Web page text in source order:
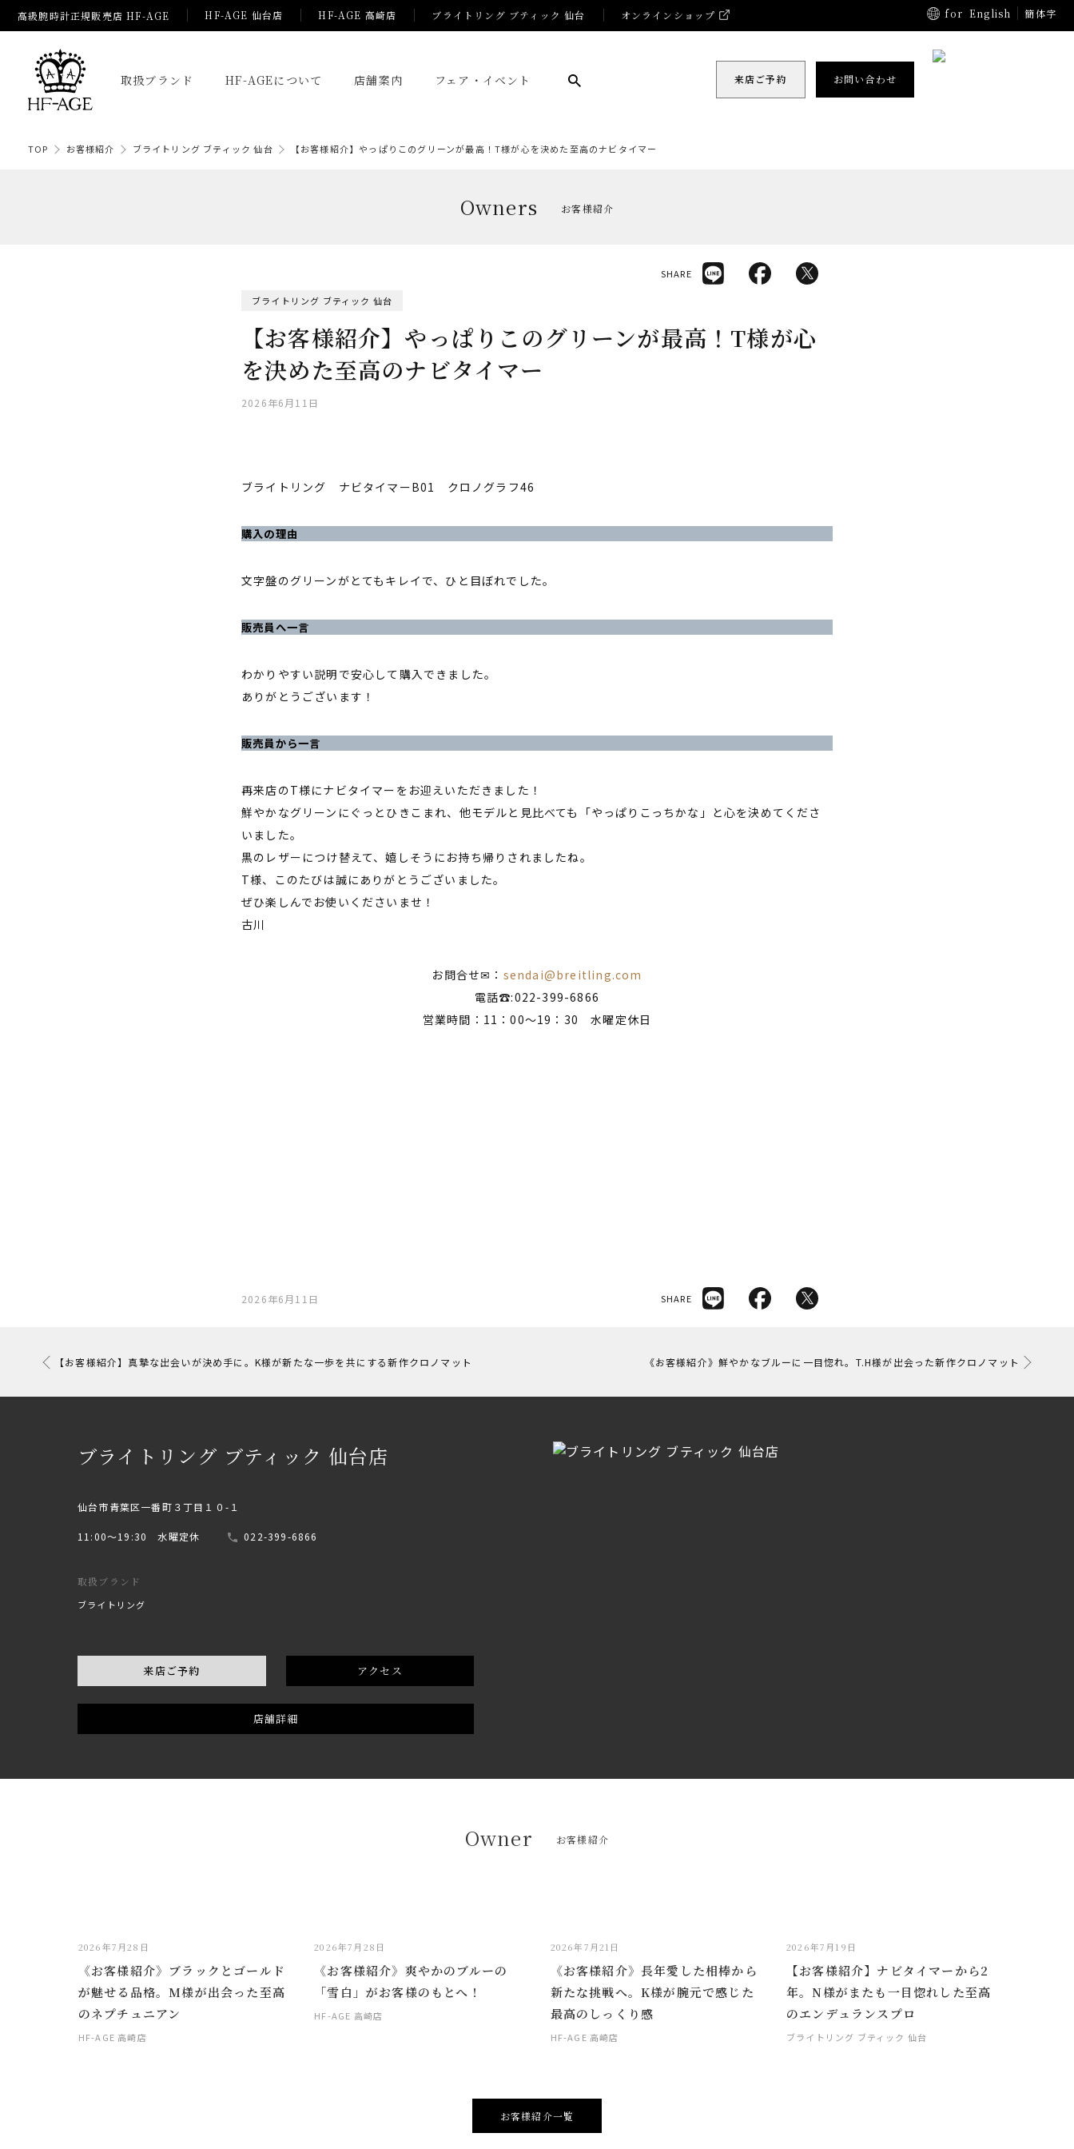
高級腕時計正規販売店 HF-AGE HF-AGE 仙台店 HF-AGE 高崎店 ブライトリング ブティック 仙台 オンラインショップ for English 簡体字
取扱ブランド HF-AGEについて 店舗案内 フェア・イベント 来店ご予約 お問い合わせ
TOP お客様紹介 ブライトリング ブティック 仙台 【お客様紹介】やっぱりこのグリーンが最高！T様が心を決めた至高のナビタイマー
Owners お客様紹介
ブライトリング ブティック 仙台
【お客様紹介】やっぱりこのグリーンが最高！T様が心
を決めた至高のナビタイマー
2026年6月11日
SHARE
ブライトリング ナビタイマーB01 クロノグラフ46
購入の理由
文字盤のグリーンがとてもキレイで、ひと目ぼれでした。
販売員へ一言
わかりやすい説明で安心して購入できました。
ありがとうございます！
販売員から一言
再来店のT様にナビタイマーをお迎えいただきました！
鮮やかなグリーンにぐっとひきこまれ、他モデルと見比べても「やっぱりこっちかな」と心を決めてくださ
いました。
黒のレザーにつけ替えて、嬉しそうにお持ち帰りされましたね。
T様、このたびは誠にありがとうございました。
ぜひ楽しんでお使いくださいませ！
古川
お問合せ✉： sendai@breitling.com
電話☎:022-399-6866
営業時間：11：00～19：30 水曜定休日
2026年6月11日 SHARE
【お客様紹介】真摯な出会いが決め手に。K様が新たな一歩を共にする新作クロノマット 《お客様紹介》鮮やかなブルーに一目惚れ。T.H様が出会った新作クロノマット
ブライトリング ブティック 仙台店
仙台市青葉区一番町３丁目１０-１
11:00〜19:30 水曜定休 022-399-6866
取扱ブランド
ブライトリング
来店ご予約 アクセス
店舗詳細
Owner お客様紹介
2026年7月28日
《お客様紹介》ブラックとゴールド
が魅せる品格。M様が出会った至高
のネプチュニアン
HF-AGE 高崎店
2026年7月28日
《お客様紹介》爽やかのブルーの
「雪白」がお客様のもとへ！
HF-AGE 高崎店
2026年7月21日
《お客様紹介》長年愛した相棒から
新たな挑戦へ。K様が腕元で感じた
最高のしっくり感
HF-AGE 高崎店
2026年7月19日
【お客様紹介】ナビタイマーから2
年。N様がまたも一目惚れした至高
のエンデュランスプロ
ブライトリング ブティック 仙台
お客様紹介一覧